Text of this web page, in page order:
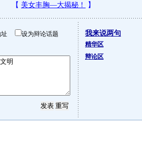
址 设为辩论话题 我来说两句
精华区
辩论区